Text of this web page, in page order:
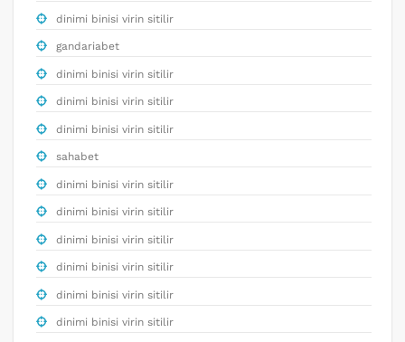
dinimi binisi virin sitilir
gandariabet
dinimi binisi virin sitilir
dinimi binisi virin sitilir
dinimi binisi virin sitilir
sahabet
dinimi binisi virin sitilir
dinimi binisi virin sitilir
dinimi binisi virin sitilir
dinimi binisi virin sitilir
dinimi binisi virin sitilir
dinimi binisi virin sitilir